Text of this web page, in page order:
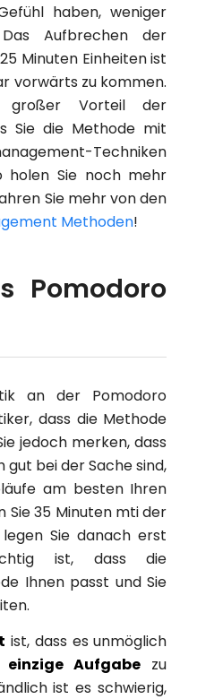
haben, weniger
Aufbrechen der
Minuten Einheiten ist
vorwärts zu kommen.
großer Vorteil der
Sie die Methode mit
Techniken
holen Sie noch mehr
Sie mehr von den
Methoden!
Pomodoro
an der Pomodoro
dass die Methode
jedoch merken, dass
gut bei der Sache sind,
am besten Ihren
Sie 35 Minuten mti der
Sie danach erst
ist, dass die
Ihnen passt und Sie
ist, dass es unmöglich
Aufgabe zu
ist es schwierig,